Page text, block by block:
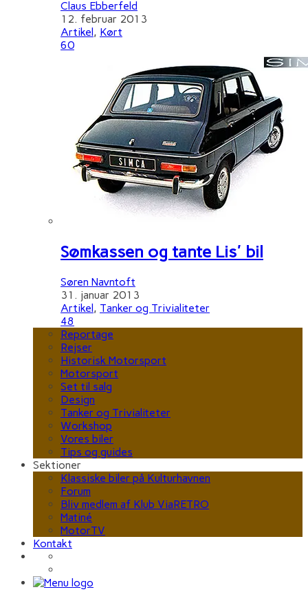
Claus Ebberfeld
12. februar 2013
Artikel, Kørt
60
Sømkassen og tante Lis' bil
Søren Navntoft
31. januar 2013
Artikel, Tanker og Trivialiteter
48
Reportage
Rejser
Historisk Motorsport
Motorsport
Set til salg
Design
Tanker og Trivialiteter
Workshop
Vores biler
Tips og guides
Sektioner
Klassiske biler på Kulturhavnen
Forum
Bliv medlem af Klub ViaRETRO
Matiné
MotorTV
Kontakt